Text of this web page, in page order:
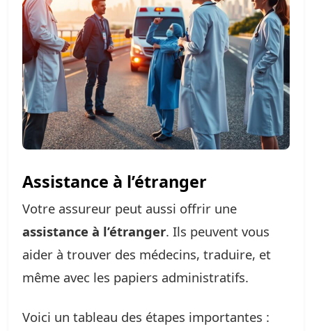
Assistance à l’étranger
Votre assureur peut aussi offrir une
assistance à l’étranger. Ils peuvent vous
aider à trouver des médecins, traduire, et
même avec les papiers administratifs.
Voici un tableau des étapes importantes :